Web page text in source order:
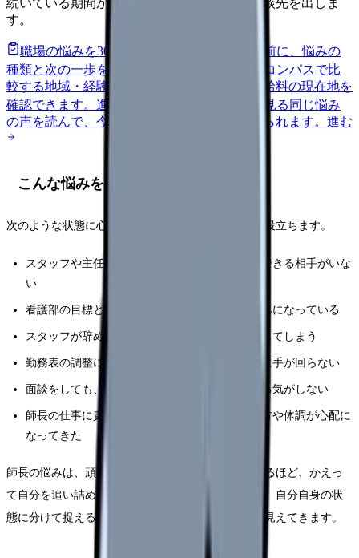
す。
職場の悩みを30秒で診断
辞めるべきか迷う前に、悩みの
種類と次の一歩を整理します。
給料コンパスで比
較する地域・経験年数・施設形態から、今の給料の現在地を
確認できます。 進む 匿名掲示板で本音を見る 同じ悩み
の声を読んで、今の職場だけの問題か確かめられます。 進む
こんな悩みを持つ看護師さんへ
次のような状態に心当たりがあるなら、この記事が役立ちます。
スタッフや主任の相談は受けるが、自分が相談できる相手がいな
い
看護部の目標と現場の余力の差が大きく、板挟みになっている
スタッフが辞めるたびに「自分の責任だ」と感じてしまう
勤務表の調整に追われ、自分の本来の管理業務に手が回らない
面談をしても、スタッフの本音を引き出せている気がしない
師長の仕事に責任を感じる一方で、自分の働き方や体調が心配に
なってきた
師長の悩みは、頑張りや人柄で埋め合わせようとするほど、かえっ
て自分を追い詰めます。役割の構造、組織の仕組み、自分自身の状
態に分けて捉えると、抱え込みから抜け出す糸口が見えてきます。